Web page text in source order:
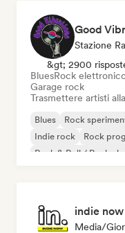
Good
Stazione
&gt; 2900
BluesRock
Garage rock
Trasmettere artisti
Blues Rock
Indie rock
Rock
Rock & Roll / Rock
indie now
Media/